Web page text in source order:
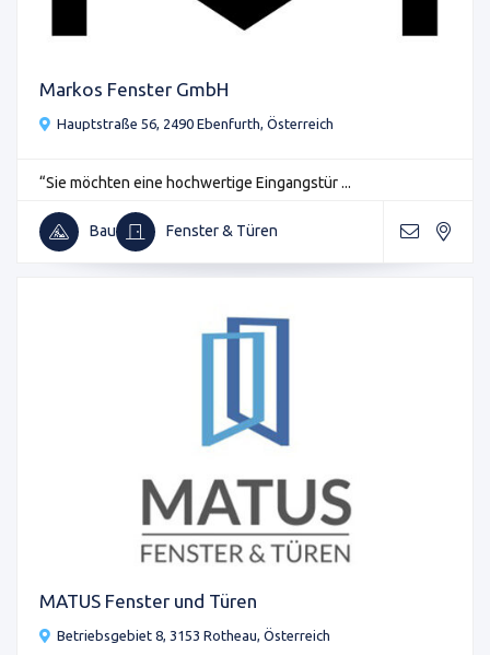
Markos Fenster GmbH
Hauptstraße 56, 2490 Ebenfurth, Österreich
“Sie möchten eine hochwertige Eingangstür ...
Bau Fenster & Türen
MATUS Fenster und Türen
Betriebsgebiet 8, 3153 Rotheau, Österreich